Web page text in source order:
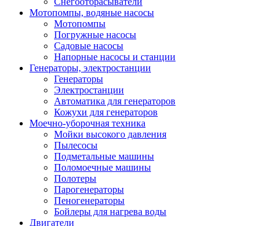
Мотопомпы, водяные насосы
Мотопомпы
Погружные насосы
Садовые насосы
Напорные насосы и станции
Генераторы, электростанции
Генераторы
Электростанции
Автоматика для генераторов
Кожухи для генераторов
Моечно-уборочная техника
Мойки высокого давления
Пылесосы
Подметальные машины
Поломоечные машины
Полотеры
Парогенераторы
Пеногенераторы
Бойлеры для нагрева воды
Двигатели